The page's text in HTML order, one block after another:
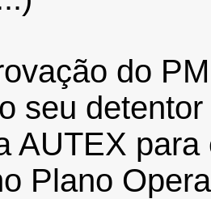
do
seu
AUTEX
Plano